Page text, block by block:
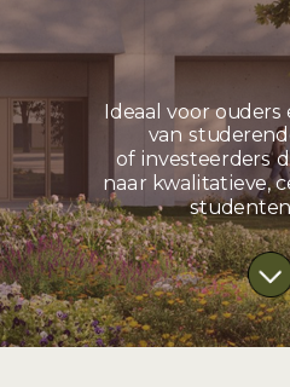
Ideaal voor
van
of investeerders
naar kwalitatieve,